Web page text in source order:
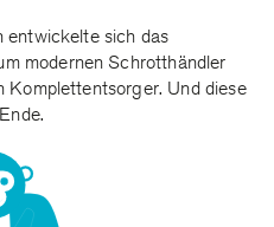
entwickelte sich das
modernen Schrotthändler
Komplettentsorger. Und diese